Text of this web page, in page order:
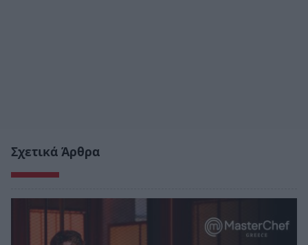
Σχετικά Άρθρα